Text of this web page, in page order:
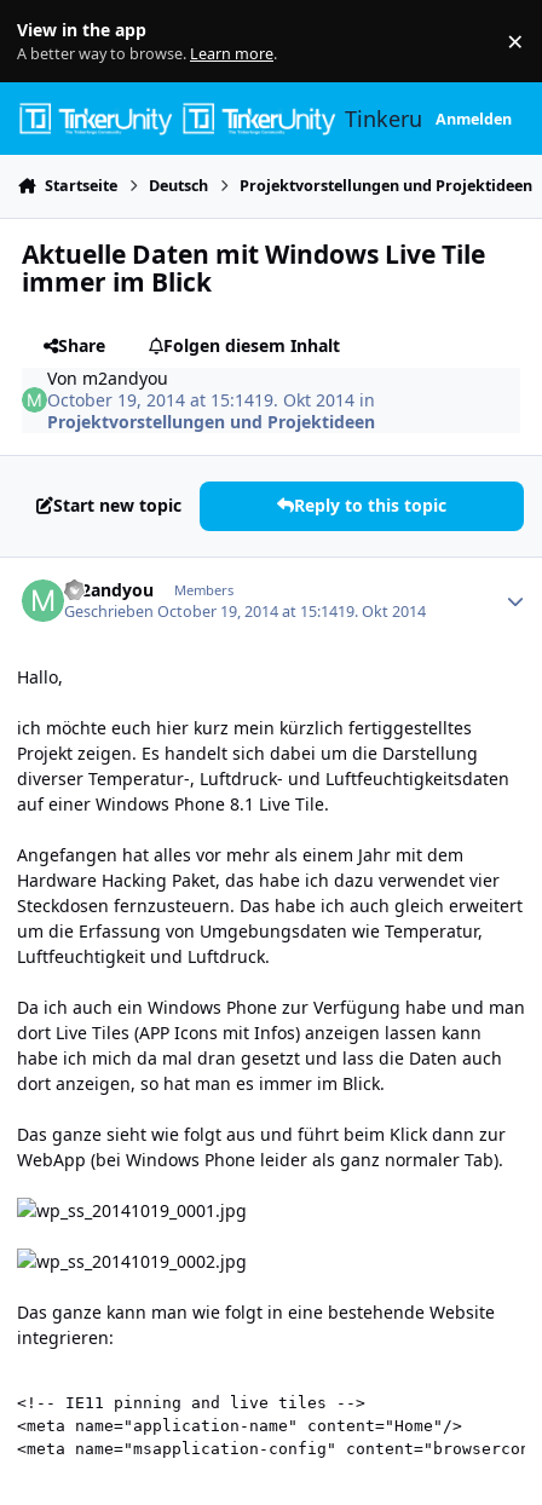
View in the app
A better way to browse. Learn more. ×
TinkerunityAnmelden
Startseite Deutsch Projektvorstellungen und Projektideen
Aktuelle Daten mit Windows Live Tile
immer im Blick
Share
Folgen diesem Inhalt
Von m2andyou
October 19, 2014 at 15:1419. Okt 2014 in
Projektvorstellungen und Projektideen
Start new topic Reply to this topic
m2andyou Members
GeschriebenOctober 19, 2014 at 15:1419. Okt 2014
Hallo,
ich möchte euch hier kurz mein kürzlich fertiggestelltes
Projekt zeigen. Es handelt sich dabei um die Darstellung
diverser Temperatur-, Luftdruck- und Luftfeuchtigkeitsdaten
auf einer Windows Phone 8.1 Live Tile.
Angefangen hat alles vor mehr als einem Jahr mit dem
Hardware Hacking Paket, das habe ich dazu verwendet vier
Steckdosen fernzusteuern. Das habe ich auch gleich erweitert
um die Erfassung von Umgebungsdaten wie Temperatur,
Luftfeuchtigkeit und Luftdruck.
Da ich auch ein Windows Phone zur Verfügung habe und man
dort Live Tiles (APP Icons mit Infos) anzeigen lassen kann
habe ich mich da mal dran gesetzt und lass die Daten auch
dort anzeigen, so hat man es immer im Blick.
Das ganze sieht wie folgt aus und führt beim Klick dann zur
WebApp (bei Windows Phone leider als ganz normaler Tab).
Das ganze kann man wie folgt in eine bestehende Website
integrieren:
<!-- IE11 pinning and live tiles -->
<meta name="application-name" content="Home"/>